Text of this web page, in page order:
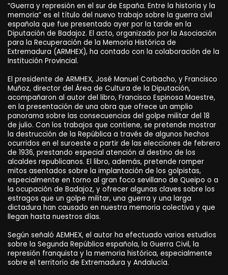
“Guerra y represión en el sur de España. Entre la historia y la
memoria” es el título del nuevo trabajo sobre la guerra civil
española que fue presentado ayer por la tarde en la
Diputación de Badajoz. El acto, organizado por la Asociación
para la Recuperación de la Memoria Histórica de
Extremadura (ARMHEX), ha contado con la colaboración de la
Institución Provincial.
El presidente de ARMHEX, José Manuel Corbacho, y Francisco
Muñoz, director del Área de Cultura de la Diputación,
acompañaron al autor del libro, Francisco Espinosa Maestre,
en la presentación de una obra que ofrece un amplio
panorama sobre las consecuencias del golpe militar del 18
de julio. Con los trabajos que contiene, se pretende mostrar
la destrucción de la República a través de algunos hechos
ocurridos en el suroeste a partir de las elecciones de febrero
de 1936, prestando especial atención al destino de los
alcaldes republicanos. El libro, además, pretende romper
mitos asentados sobre la implantación de los golpistas,
especialmente en torno al gran foco sevillano de Queipo o a
la ocupación de Badajoz, y ofrecer algunas claves sobre los
estragos que un golpe militar, una guerra y una larga
dictadura han causado en nuestra memoria colectiva y que
llegan hasta nuestros días.
Según señaló AEMHEX, el autor ha efectuado varios estudios
sobre la Segunda República española, la Guerra Civil, la
represión franquista y la memoria histórica, especialmente
sobre el territorio de Extremadura y Andalucía.